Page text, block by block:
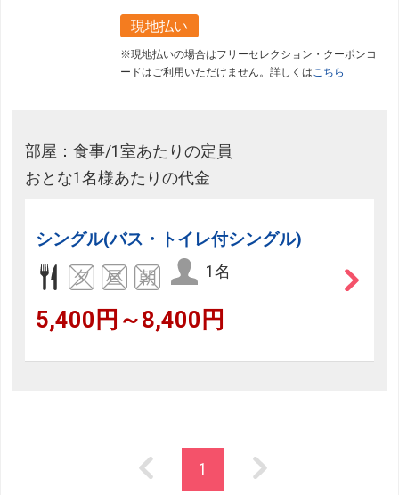
現地払い
※現地払いの場合はフリーセレクション・クーポンコ
ードはご利用いただけません。詳しくはこちら
部屋：食事/1室あたりの定員
おとな1名様あたりの代金
シングル(バス・トイレ付シングル)
1名
5,400円～8,400円
1
JR回数券類、ギフト券、外国通貨、直接契約型宿泊プラン、土
い商品
旅館・ホテルなど宿泊施設での現地支払いにはご利用いただけま
閉じる